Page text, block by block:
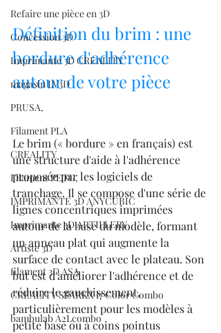
Refaire une pièce en 3D
Concession 3D
Imprimante 3D CREALITY
magasin LV3D
PRUSA,
Filament PLA
CREALITY
Filament PETG,
IMPRIMANTE 3D ANYCUBIC
Imprimante 3D ARTILLERY
Artiste 3D
filament 3D ASA
CREALITY SPARKX i7 Color Combo
bambulab A2Lcombo
Définition du brim : une
bordure d'adhérence
autour de votre pièce
Le brim (« bordure » en français) est
une structure d'aide à l'adhérence
proposée par les logiciels de
tranchage. Il se compose d'une série de
lignes concentriques imprimées
autour de la base du modèle, formant
un anneau plat qui augmente la
surface de contact avec le plateau. Son
but est d'améliorer l'adhérence et de
réduire le gauchissement,
particulièrement pour les modèles à
petite base ou à coins pointus